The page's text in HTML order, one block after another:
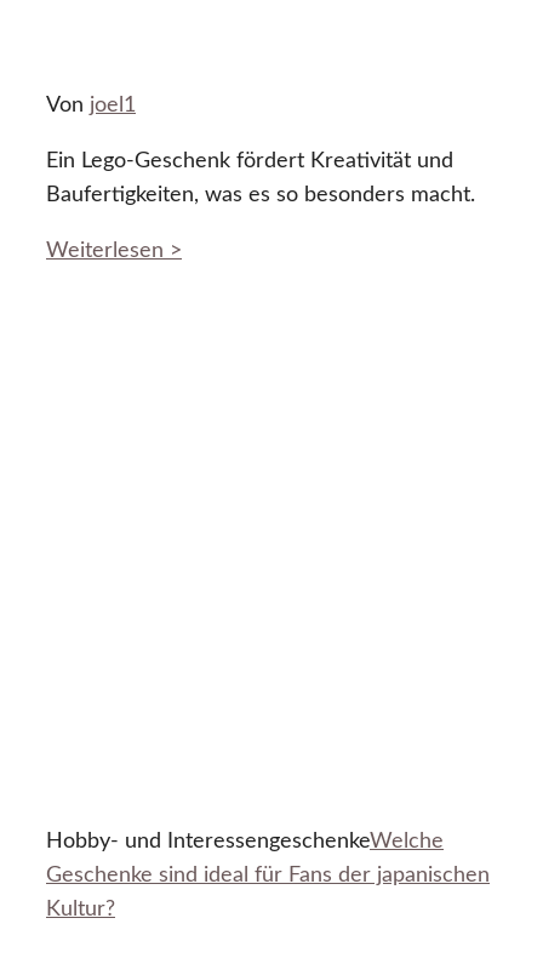
Von joel1
Ein Lego-Geschenk fördert Kreativität und
Baufertigkeiten, was es so besonders macht.
Weiterlesen >
Hobby- und InteressengeschenkeWelche
Geschenke sind ideal für Fans der japanischen
Kultur?